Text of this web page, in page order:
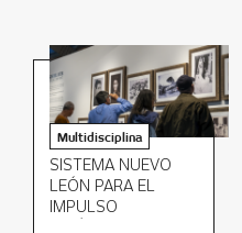
Multidisciplina
SISTEMA NUEVO
LEÓN PARA EL
IMPULSO